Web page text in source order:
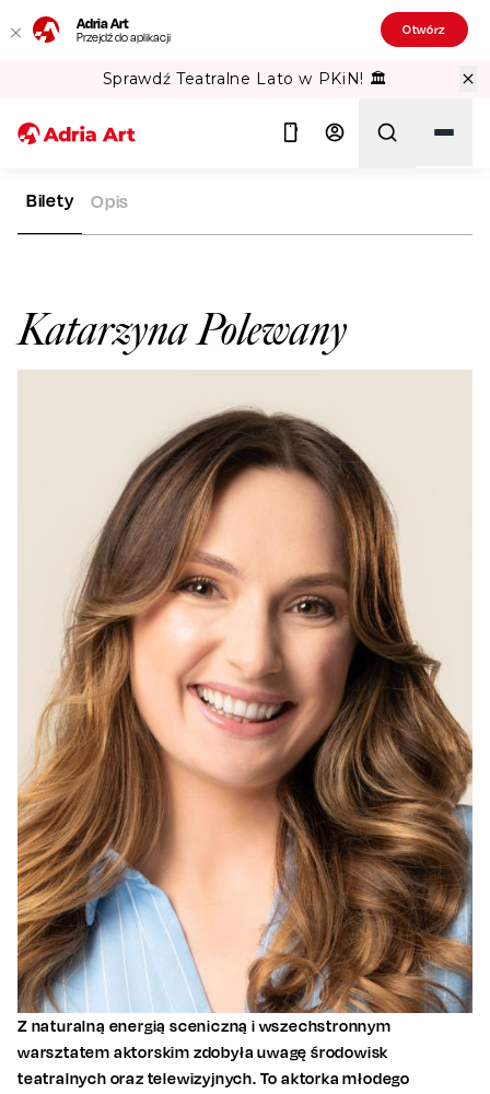
Adria Art
Przejdź do aplikacji Otwórz
Sprawdź Teatralne Lato w PKiN! 🏛️
ADRIA ART
Katarzyna Polewany
Bilety Opis
Z naturalną energią sceniczną i wszechstronnym
warsztatem aktorskim zdobyła uwagę środowisk
teatralnych oraz telewizyjnych. To aktorka młodego